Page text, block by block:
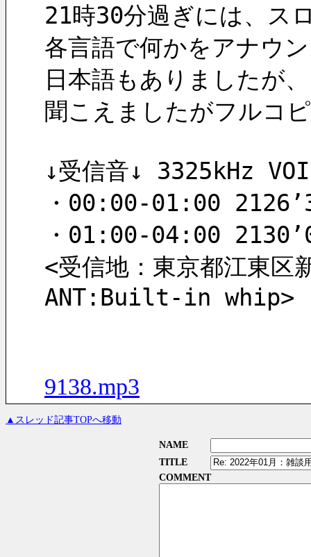
21時30分過ぎには、ス
各言語で何かをアナウ
日本語もありましたが
聞こえましたがフルコ
↓受信音↓ 3325kHz
・00:00-01:00
・01:00-04:00
<受信地：東京都江東
ANT:Built-in whip>
9138.mp3
▲スレッド記事TOPへ移動
NAME
TITLE
COMMENT